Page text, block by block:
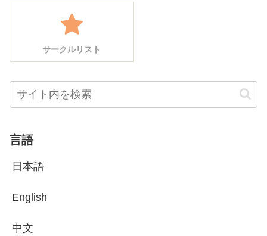
サークルリスト
言語
日本語
English
中文